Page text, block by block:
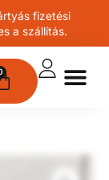
fizetési
a szállítás.